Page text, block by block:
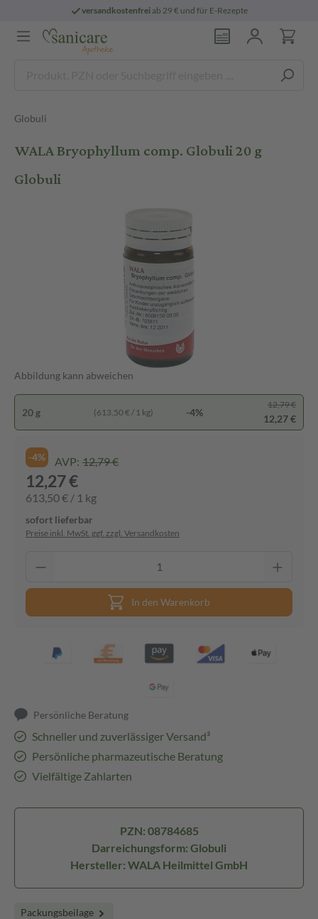
versandkostenfreiab 29 € und für E-Rezepte
Globuli
WALA Bryophyllum comp. Globuli 20 g
Globuli
Abbildung kann abweichen
20 g (613,50 € / 1 kg) -4%
12,79 €
12,27 €
-4% AVP: 12,79 €
12,27 €
613,50 € / 1 kg
sofort lieferbar
Preise inkl. MwSt. ggf. zzgl. Versandkosten
In den Warenkorb
Persönliche Beratung
Schneller und zuverlässiger Versand³
Persönliche pharmazeutische Beratung
Vielfältige Zahlarten
PZN: 08784685
Darreichungsform: Globuli
Hersteller: WALA Heilmittel GmbH
Packungsbeilage